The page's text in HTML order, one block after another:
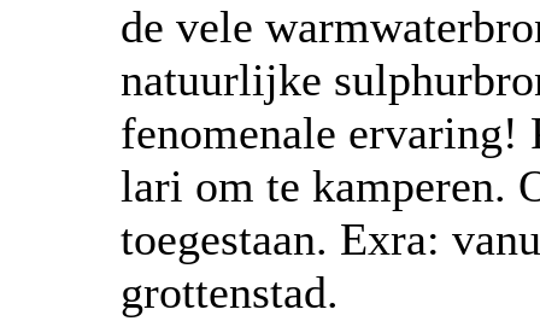
de vele
natuurlijke
fenomenale
lari om te kamperen.
toegestaan. Exra:
grottenstad.